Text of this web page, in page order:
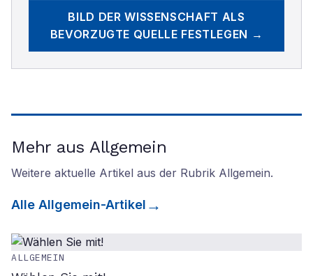
BILD DER WISSENSCHAFT ALS
BEVORZUGTE QUELLE FESTLEGEN →
Mehr aus Allgemein
Weitere aktuelle Artikel aus der Rubrik Allgemein.
Alle Allgemein-Artikel
ALLGEMEIN